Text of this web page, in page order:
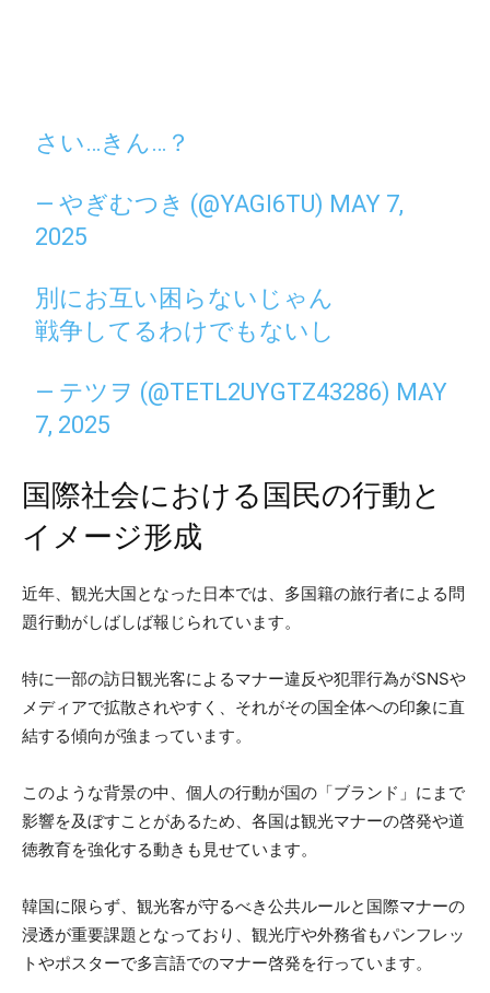
さい…きん…？
— やぎむつき (@YAGI6TU) MAY 7,
2025
別にお互い困らないじゃん
戦争してるわけでもないし
— テツヲ (@TETL2UYGTZ43286) MAY
7, 2025
国際社会における国民の行動と
イメージ形成
近年、観光大国となった日本では、多国籍の旅行者による問
題行動がしばしば報じられています。
特に一部の訪日観光客によるマナー違反や犯罪行為がSNSや
メディアで拡散されやすく、それがその国全体への印象に直
結する傾向が強まっています。
このような背景の中、個人の行動が国の「ブランド」にまで
影響を及ぼすことがあるため、各国は観光マナーの啓発や道
徳教育を強化する動きも見せています。
韓国に限らず、観光客が守るべき公共ルールと国際マナーの
浸透が重要課題となっており、観光庁や外務省もパンフレッ
トやポスターで多言語でのマナー啓発を行っています。